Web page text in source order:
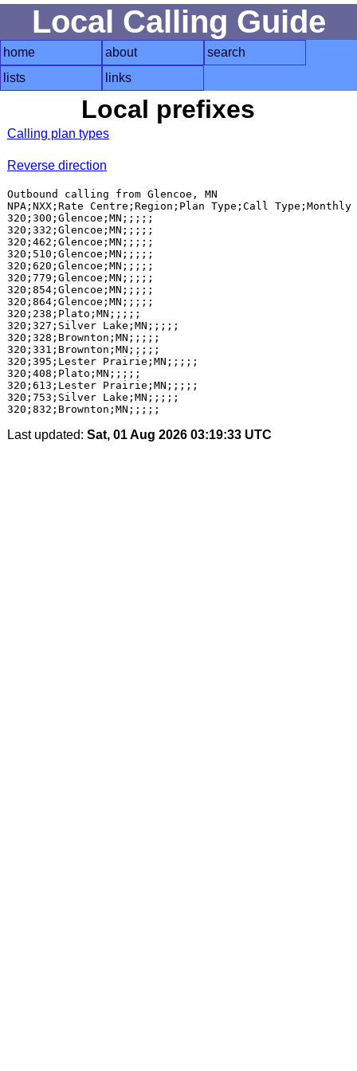
Local Calling Guide
home about
search
lists
links
Local prefixes
Calling plan types
Reverse direction
Outbound calling from Glencoe, MN
NPA;NXX;Rate Centre;Region;Plan Type;Call
320;300;Glencoe;MN;;;;;
320;332;Glencoe;MN;;;;;
320;462;Glencoe;MN;;;;;
320;510;Glencoe;MN;;;;;
320;620;Glencoe;MN;;;;;
320;779;Glencoe;MN;;;;;
320;854;Glencoe;MN;;;;;
320;864;Glencoe;MN;;;;;
320;238;Plato;MN;;;;;
320;327;Silver Lake;MN;;;;;
320;328;Brownton;MN;;;;;
320;331;Brownton;MN;;;;;
320;395;Lester Prairie;MN;;;;;
320;408;Plato;MN;;;;;
320;613;Lester Prairie;MN;;;;;
320;753;Silver Lake;MN;;;;;
Last updated: Sat, 01 Aug 2026 03:19:33 UTC